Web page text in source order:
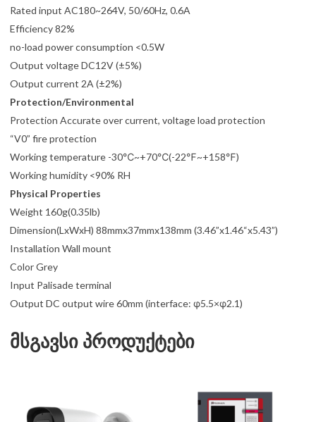
Rated input AC180~264V, 50/60Hz, 0.6A
Efficiency 82%
no-load power consumption <0.5W
Output voltage DC12V (±5%)
Output current 2A (±2%)
Protection/Environmental
Protection Accurate over current, voltage load protection
“V0” fire protection
Working temperature -30℃~+70℃(-22℉~+158℉)
Working humidity <90% RH
Physical Properties
Weight 160g(0.35lb)
Dimension(LxWxH) 88mmx37mmx138mm (3.46”x1.46“x5.43”)
Installation Wall mount
Color Grey
Input Palisade terminal
Output DC output wire 60mm (interface: φ5.5×φ2.1)
მსგავსი პროდუქტები